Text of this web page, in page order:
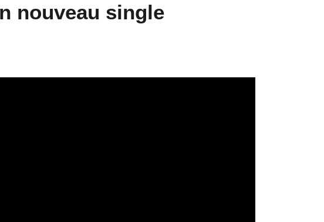
nouveau single